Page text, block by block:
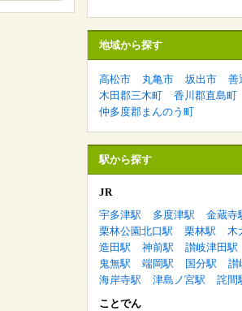
地域から探す
高松市 丸亀市 坂出市 善
木田郡三木町
香川郡直島町
仲多度郡まんのう町
駅から探す
JR
宇多津駅
多度津駅 金蔵寺
栗林公園北口駅
栗林駅 木
造田駅
神前駅 讃岐津田駅
鬼無駅
端岡駅 国分駅 讃
海岸寺駅
津島ノ宮駅 詫間
ことでん